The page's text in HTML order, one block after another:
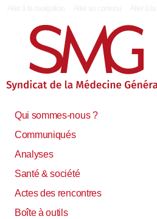
Qui sommes-nous ?
Communiqués
Analyses
Santé & société
Actes des rencontres
Boîte à outils